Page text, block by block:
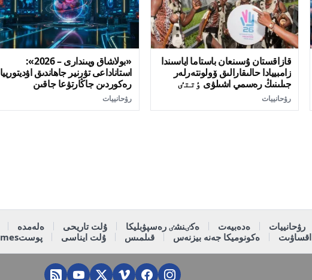
قازاقستان ۇسىنعان باستاما اياسىندا
زامبييادا حالىقارالىق ۆولونتەرلەر
جىلىنىڭ رەسمي اشىلۋى ٶتتٸ
رۋحانييات
«بولاشاق ويىندارى – 2026»:
استاناداعى تۋرنير جاھاندىق اۋديتورييا
رەكوردىن جاڭارتۋعا جاقىن
رۋحانييات
رۋحانييات ەدەبيەت ەكٸنشٸ رەسپۋبليكا ۇلت تاريحى ەلەمدە
اقساۋىت ەكونوميكا جەنە بيزنەس قىلمىس ۇلت ايناسى پوستtimes